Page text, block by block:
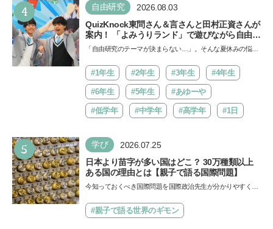
4 自由研究 2026.08.03
QuizKnock東問さん＆言さんと田村正資さんが
案内！ 「よみうりランド」で遊びながら自由研
究が進む期間限定イベントが開催
「自由研究のテーマが決まらない…」。そんな夏休みの悩み
バ!!…
#1年生 #2年生 #3年生 #4年生
#6年生 #5年生 #あゆーや
#低学年 #中学年 #高学年 #1日
5 学び 2026.07.25
日本より苗字が多い国はどこ？ 30万種類以上
ある国の理由とは【親子で語る国際問題】
今知っておくべき国際問題を国際政治先生が分かりやすく解
類…
#親子で語る世界のギモン